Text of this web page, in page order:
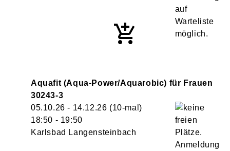
Aquafit (Aqua-Power/Aquarobic) für Frauen
30243-3
05.10.26 - 14.12.26 (10-mal)
18:50 - 19:50
Karlsbad Langensteinbach